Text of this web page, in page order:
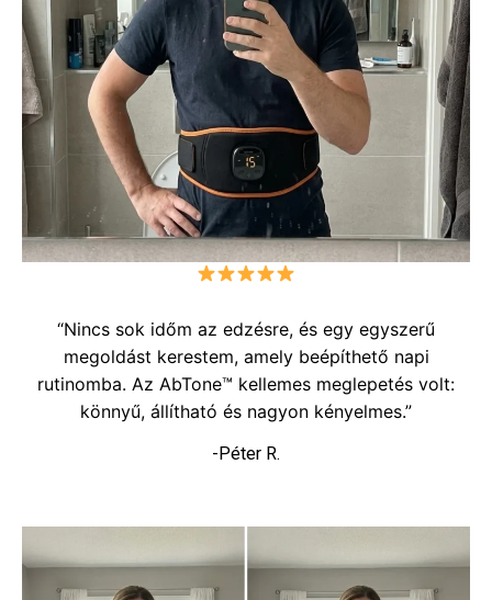
“Nincs sok időm az edzésre, és egy egyszerű
megoldást kerestem, amely beépíthető napi
rutinomba. Az AbTone™ kellemes meglepetés volt:
könnyű, állítható és nagyon kényelmes.”
-Péter R.